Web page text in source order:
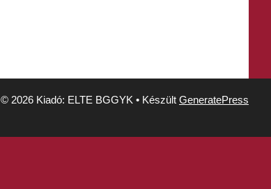
© 2026 Kiadó: ELTE BGGYK • Készült GeneratePress